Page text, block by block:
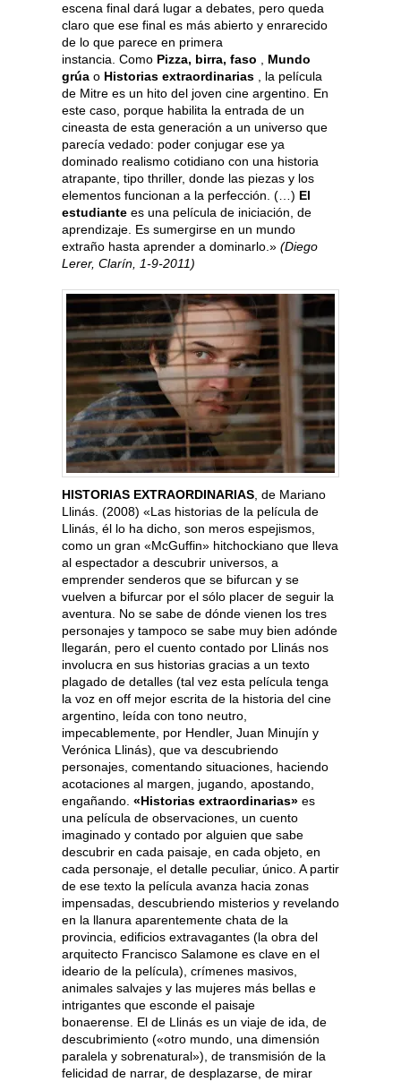
escena final dará lugar a debates, pero queda
claro que ese final es más abierto y enrarecido
de lo que parece en primera
instancia. Como Pizza, birra, faso , Mundo
grúa o Historias extraordinarias , la película
de Mitre es un hito del joven cine argentino. En
este caso, porque habilita la entrada de un
cineasta de esta generación a un universo que
parecía vedado: poder conjugar ese ya
dominado realismo cotidiano con una historia
atrapante, tipo thriller, donde las piezas y los
elementos funcionan a la perfección. (…) El
estudiante es una película de iniciación, de
aprendizaje. Es sumergirse en un mundo
extraño hasta aprender a dominarlo.» (Diego
Lerer, Clarín, 1-9-2011)
HISTORIAS EXTRAORDINARIAS, de Mariano
Llinás. (2008) «Las historias de la película de
Llinás, él lo ha dicho, son meros espejismos,
como un gran «McGuffin» hitchockiano que lleva
al espectador a descubrir universos, a
emprender senderos que se bifurcan y se
vuelven a bifurcar por el sólo placer de seguir la
aventura. No se sabe de dónde vienen los tres
personajes y tampoco se sabe muy bien adónde
llegarán, pero el cuento contado por Llinás nos
involucra en sus historias gracias a un texto
plagado de detalles (tal vez esta película tenga
la voz en off mejor escrita de la historia del cine
argentino, leída con tono neutro,
impecablemente, por Hendler, Juan Minujín y
Verónica Llinás), que va descubriendo
personajes, comentando situaciones, haciendo
acotaciones al margen, jugando, apostando,
engañando. «Historias extraordinarias» es
una película de observaciones, un cuento
imaginado y contado por alguien que sabe
descubrir en cada paisaje, en cada objeto, en
cada personaje, el detalle peculiar, único. A partir
de ese texto la película avanza hacia zonas
impensadas, descubriendo misterios y revelando
en la llanura aparentemente chata de la
provincia, edificios extravagantes (la obra del
arquitecto Francisco Salamone es clave en el
ideario de la película), crímenes masivos,
animales salvajes y las mujeres más bellas e
intrigantes que esconde el paisaje
bonaerense. El de Llinás es un viaje de ida, de
descubrimiento («otro mundo, una dimensión
paralela y sobrenatural»), de transmisión de la
felicidad de narrar, de desplazarse, de mirar